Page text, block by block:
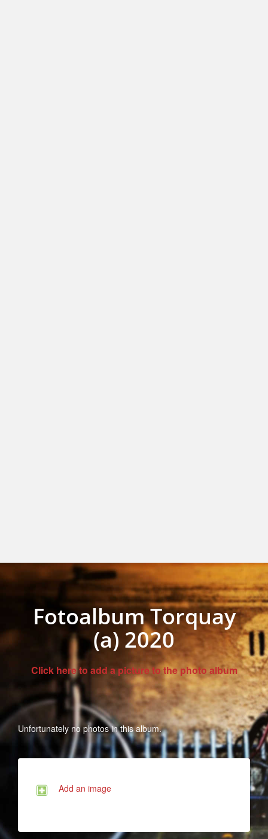
Fotoalbum Torquay
(a) 2020
Click here to add a picture to the photo album
Unfortunately no photos in this album.
Add an image